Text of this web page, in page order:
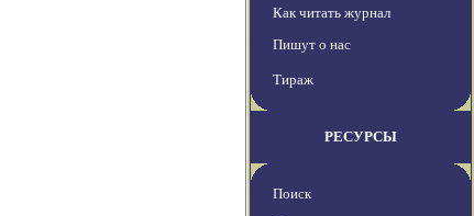
Как читать журнал
Пишут о нас
Тираж
РЕСУРСЫ
Поиск